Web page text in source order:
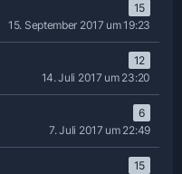
15
15. September 2017 um 19:23
12
14. Juli 2017 um 23:20
6
7. Juli 2017 um 22:49
15